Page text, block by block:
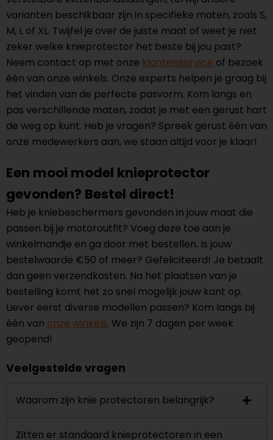
varianten beschikbaar zijn in specifieke maten, zoals S,
M, L of XL. Twijfel je over de juiste maat of weet je niet
zeker welke knieprotector het beste bij jou past?
Neem contact op met onze klantenservice of bezoek
één van onze winkels. Onze experts helpen je graag bij
het vinden van de perfecte pasvorm. Kom langs en
pas verschillende maten, zodat je met een gerust hart
de weg op kunt. Heb je vragen? Spreek gerust één van
onze medewerkers aan, we staan altijd voor je klaar!
Een mooi model knieprotector
gevonden? Bestel direct!
Heb je kniebeschermers gevonden in jouw maat die
passen bij je motoroutfit? Voeg deze toe aan je
winkelmandje en ga door met bestellen. Is jouw
bestelwaarde €50 of meer? Gefeliciteerd! Je betaalt
dan geen verzendkosten. Na het plaatsen van je
bestelling komt het zo snel mogelijk jouw kant op.
Liever eerst diverse modellen passen? Kom langs bij
één van onze winkels. We zijn 7 dagen per week
geopend!
Veelgestelde vragen
Waarom zijn knie protectoren belangrijk?
Zitten er standaard knieprotectoren in een